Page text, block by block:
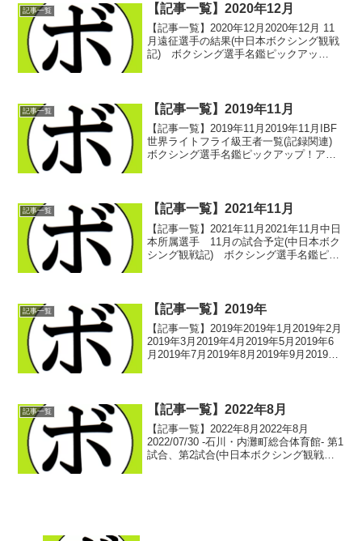
記事一覧 【記事一覧】2020年12月
【記事一覧】2020年12月2020年12月 11
月遠征選手の結果(中日本ボクシング観戦
記) ボクシング選手名鑑ピックアッ
記事一覧 【記事一覧】2019年11月
【記事一覧】2019年11月2019年11月IBF
世界ライトフライ級王者一覧(記録関連)
ボクシング選手名鑑ピックアップ！アク
記事一覧 【記事一覧】2021年11月
【記事一覧】2021年11月2021年11月中日
本所属選手 11月の試合予定(中日本ボク
シング観戦記) ボクシング選手名鑑ピッ
記事一覧 【記事一覧】2019年
【記事一覧】2019年2019年1月2019年2月
2019年3月2019年4月2019年5月2019年6
月2019年7月2019年8月2019年9月2019年
記事一覧 【記事一覧】2022年8月
【記事一覧】2022年8月2022年8月
2022/07/30 -石川・内灘町総合体育館- 第1
試合、第2試合(中日本ボクシング観戦